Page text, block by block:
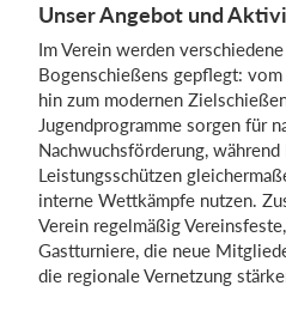
Unser Angebot und
Im Verein werden
Bogenschießens gepflegt:
hin zum modernen
Jugendprogramme sorgen für
Nachwuchsförderung,
Leistungsschützen
interne Wettkämpfe nutzen.
Verein regelmäßig
Gastturniere, die neue
die regionale Vernetzung